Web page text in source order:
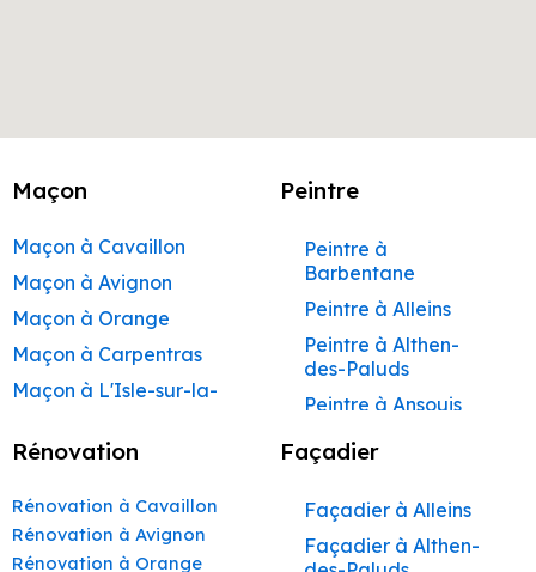
Maçon
Maçon à Cavaillon
Maçon à Avignon
Maçon à Orange
Maçon à Carpentras
Maçon à L'Isle-sur-la-
Maçon à Apt
Maçon à Pertuis
Maçon à Sorgues
Maçon à Le Pontet
Peintre
Peintre à
Barbentane
Peintre à Alleins
Peintre à Althen-
des-Paluds
Peintre à Ansouis
Peintre à Apt
Peintre à Aurons
Peintre à Avignon
Rénovation
Rénovation à Cavaillon
Rénovation à Avignon
Rénovation à Orange
Façadier
Façadier à Alleins
Façadier à Althen-